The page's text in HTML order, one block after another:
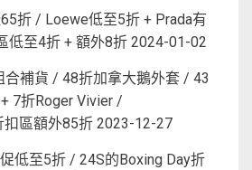
折 / Loewe低至5折 + Prada有
低至4折 + 額外8折 2024-01-02
合補貨 / 48折加拿大鵝外套 / 43
7折Roger Vivier /
區額外85折 2023-12-27
低至5折 / 24S的Boxing Day折